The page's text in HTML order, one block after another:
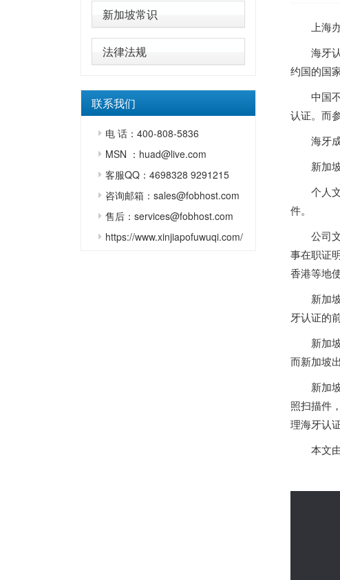
新加坡常识
法律法规
联系我们
电 话：400-808-5836
MSN ：huad@live.com
客服QQ：4698328 9291215
咨询邮箱：sales@fobhost.com
售后：services@fobhost.com
https://www.xinjiapofuwuqi.com/
上海
海牙
约国的国
中国
认证。而
海牙
新加
个人
件。
公司
事在职证
香港等地使
新加
牙认证的
新加
而新加坡
新加
照扫描件
理海牙认证
本文